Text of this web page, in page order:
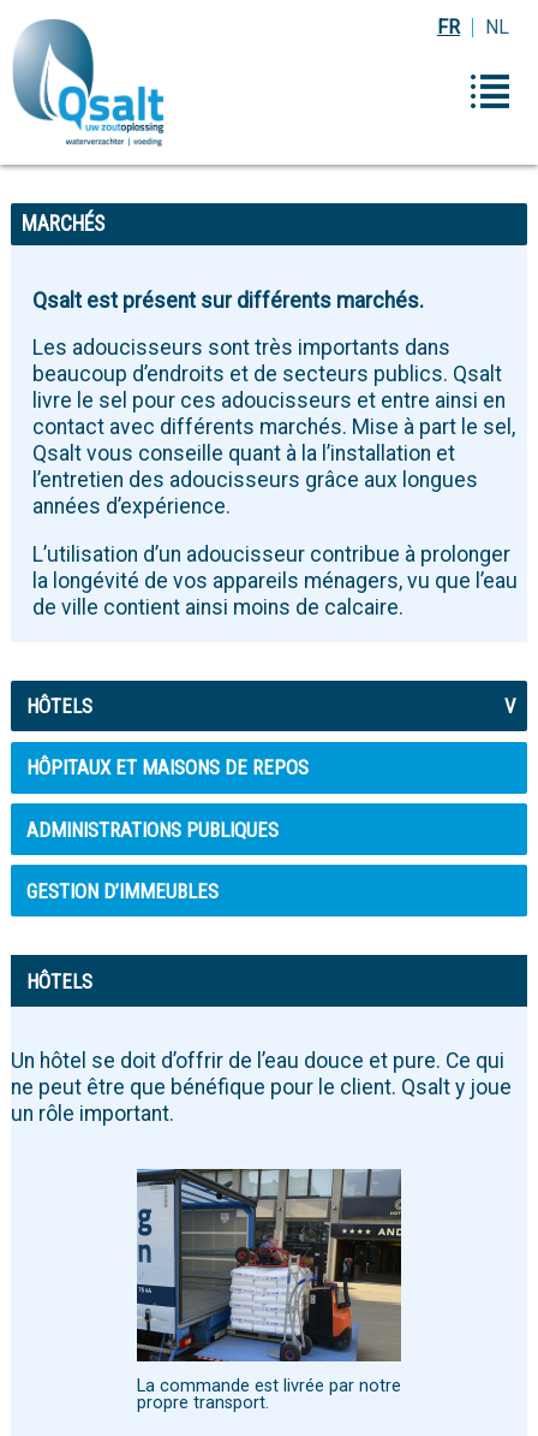
NL
FR
MARCHÉS
Qsalt est présent sur différents marchés.
Les adoucisseurs sont très importants dans
beaucoup d’endroits et de secteurs publics. Qsalt
livre le sel pour ces adoucisseurs et entre ainsi en
contact avec différents marchés. Mise à part le sel,
Qsalt vous conseille quant à la l’installation et
l’entretien des adoucisseurs grâce aux longues
années d’expérience.
L’utilisation d’un adoucisseur contribue à prolonger
la longévité de vos appareils ménagers, vu que l’eau
de ville contient ainsi moins de calcaire.
HÔTELS V
HÔPITAUX ET MAISONS DE REPOS
ADMINISTRATIONS PUBLIQUES
GESTION D’IMMEUBLES
HÔTELS
Un hôtel se doit d’offrir de l’eau douce et pure. Ce qui
ne peut être que bénéfique pour le client. Qsalt y joue
un rôle important.
La commande est livrée par notre
propre transport.